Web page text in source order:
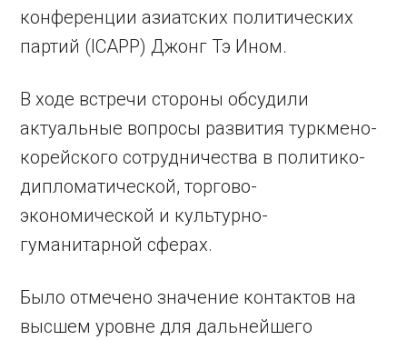
конференции азиатских политических
партий (ICAPP) Джонг Тэ Ином.
В ходе встречи стороны обсудили
актуальные вопросы развития туркмено-
корейского сотрудничества в политико-
дипломатической, торгово-
экономической и культурно-
гуманитарной сферах.
Было отмечено значение контактов на
высшем уровне для дальнейшего